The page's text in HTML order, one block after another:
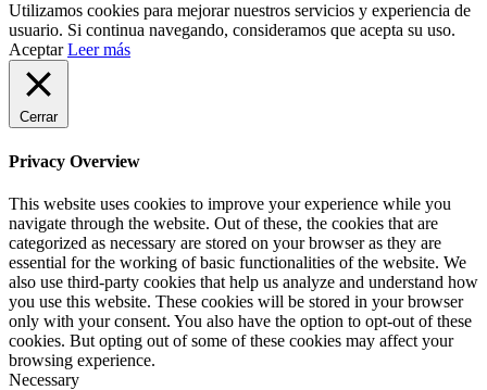
Utilizamos cookies para mejorar nuestros servicios y experiencia de
usuario. Si continua navegando, consideramos que acepta su uso.
Aceptar Leer más
Cerrar
Privacy Overview
This website uses cookies to improve your experience while you
navigate through the website. Out of these, the cookies that are
categorized as necessary are stored on your browser as they are
essential for the working of basic functionalities of the website. We
also use third-party cookies that help us analyze and understand how
you use this website. These cookies will be stored in your browser
only with your consent. You also have the option to opt-out of these
cookies. But opting out of some of these cookies may affect your
browsing experience.
Necessary